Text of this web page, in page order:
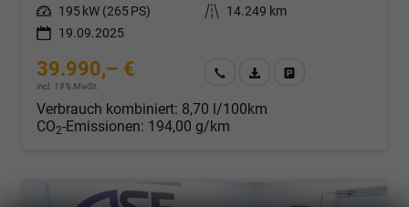
Leistung 195 kW (265 PS) Kilometerstand
14.249 km
19.09.2025
39.990,– €
incl. 19% MwSt.
Wir rufen Sie anFahrzeugexposé (PDF)
Verbrauch kombiniert: 8,70 l/100km
CO2-Emissionen: 194,00 g/km